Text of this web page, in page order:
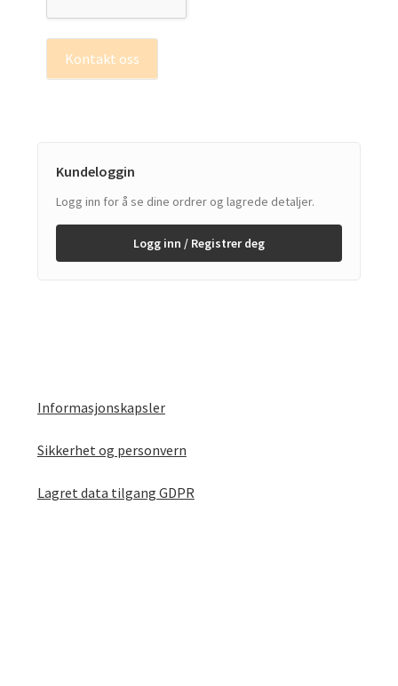
Kontakt oss
Kundeloggin
Logg inn for å se dine ordrer og lagrede detaljer.
Logg inn / Registrer deg
Informasjonskapsler
Sikkerhet og personvern
Lagret data tilgang GDPR